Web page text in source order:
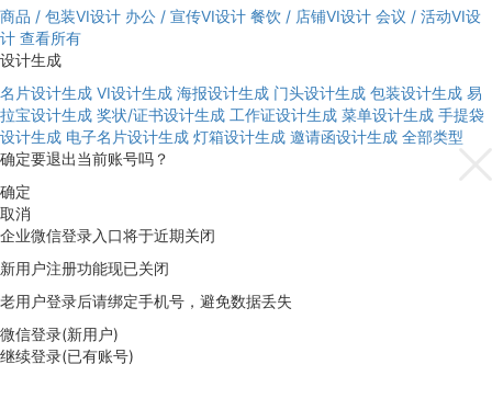
商品 / 包装VI设计 办公 / 宣传VI设计 餐饮 / 店铺VI设计 会议 / 活动VI设
计 查看所有
设计生成
名片设计生成 VI设计生成 海报设计生成 门头设计生成 包装设计生成 易
拉宝设计生成 奖状/证书设计生成 工作证设计生成 菜单设计生成 手提袋
设计生成 电子名片设计生成 灯箱设计生成 邀请函设计生成 全部类型
确定要退出当前账号吗？
确定
取消
企业微信登录入口将于近期关闭
新用户注册功能现已关闭
老用户登录后请绑定手机号，避免数据丢失
微信登录(新用户)
继续登录(已有账号)